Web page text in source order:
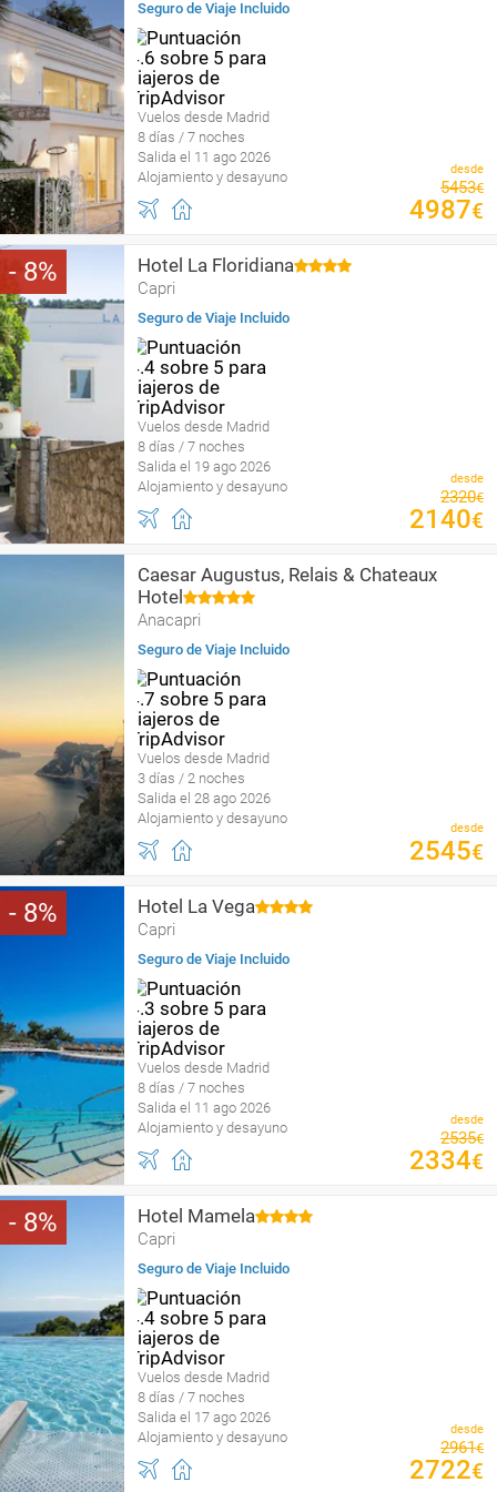
Seguro de Viaje Incluido
Vuelos desde Madrid
8 días / 7 noches
Salida el 11 ago 2026
Alojamiento y desayuno
desde
5453€
4987€
8 Hotel La Floridiana
Capri
Seguro de Viaje Incluido
Vuelos desde Madrid
8 días / 7 noches
Salida el 19 ago 2026
Alojamiento y desayuno
desde
2320€
2140€
Caesar Augustus, Relais & Chateaux
Hotel
Anacapri
Seguro de Viaje Incluido
Vuelos desde Madrid
3 días / 2 noches
Salida el 28 ago 2026
Alojamiento y desayuno
desde
2545€
8 Hotel La Vega
Capri
Seguro de Viaje Incluido
Vuelos desde Madrid
8 días / 7 noches
Salida el 11 ago 2026
Alojamiento y desayuno
desde
2535€
2334€
8 Hotel Mamela
Capri
Seguro de Viaje Incluido
Vuelos desde Madrid
8 días / 7 noches
Salida el 17 ago 2026
Alojamiento y desayuno
desde
2961€
2722€